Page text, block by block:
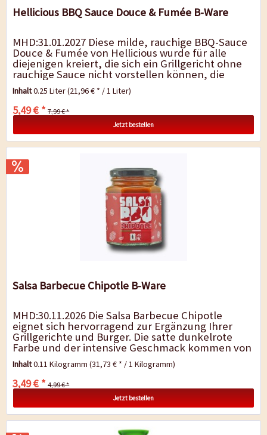
Hellicious BBQ Sauce Douce & Fumée B-Ware
MHD:31.01.2027 Diese milde, rauchige BBQ-Sauce
Douce & Fumée von Hellicious wurde für alle
diejenigen kreiert, die sich ein Grillgericht ohne
rauchige Sauce nicht vorstellen können, die
Charakter auf ihrem...
Inhalt0.25 Liter(21,96 € * / 1 Liter)
5,49 € * 7,99 € *
Jetzt bestellen
Salsa Barbecue Chipotle B-Ware
MHD:30.11.2026 Die Salsa Barbecue Chipotle
eignet sich hervorragend zur Ergänzung Ihrer
Grillgerichte und Burger. Die satte dunkelrote
Farbe und der intensive Geschmack kommen von
den verwendeten Chipotle Chilis, die in der...
Inhalt0.11 Kilogramm(31,73 € * / 1 Kilogramm)
3,49 € * 4,99 € *
Jetzt bestellen